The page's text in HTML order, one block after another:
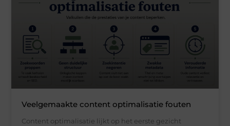
Veelgemaakte content optimalisatie fouten
Content optimalisatie lijkt op het eerste gezicht